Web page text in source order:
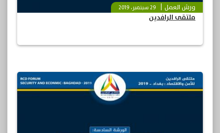
ورش العمل 29 سبتمبر، 2019
ملتقى الرافدين